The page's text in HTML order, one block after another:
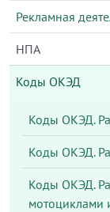
Рекламная
НПА
Коды ОКЭД
Коды ОКЭД.
Коды ОКЭД.
Коды ОКЭД.
мотоциклами